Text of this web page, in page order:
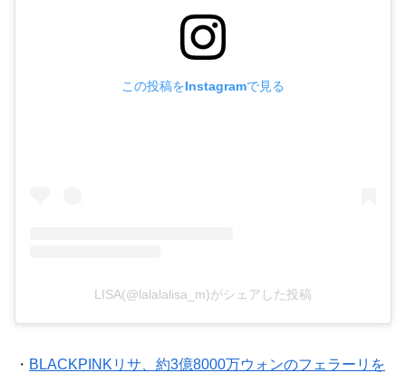
この投稿をInstagramで見る
LISA(@lalalalisa_m)がシェアした投稿
・ BLACKPINKリサ、約3億8000万ウォンのフェラーリを